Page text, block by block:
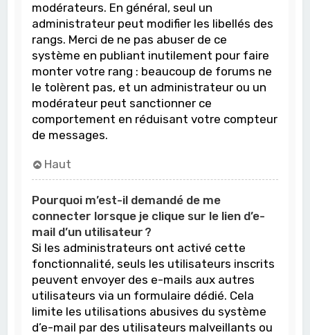
modérateurs. En général, seul un
administrateur peut modifier les libellés des
rangs. Merci de ne pas abuser de ce
système en publiant inutilement pour faire
monter votre rang : beaucoup de forums ne
le tolèrent pas, et un administrateur ou un
modérateur peut sanctionner ce
comportement en réduisant votre compteur
de messages.
Haut
Pourquoi m’est-il demandé de me
connecter lorsque je clique sur le lien d’e-
mail d’un utilisateur ?
Si les administrateurs ont activé cette
fonctionnalité, seuls les utilisateurs inscrits
peuvent envoyer des e-mails aux autres
utilisateurs via un formulaire dédié. Cela
limite les utilisations abusives du système
d’e-mail par des utilisateurs malveillants ou